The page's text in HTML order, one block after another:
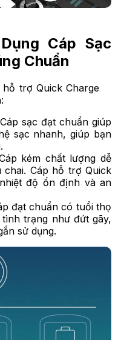
Cáp Sạc
Chuẩn
trợ Quick Charge
sạc đạt chuẩn giúp
sạc nhanh, giúp bạn
kém chất lượng dễ
chai. Cáp hỗ trợ Quick
độ ổn định và an
đạt chuẩn có tuổi thọ
trạng như đứt gãy,
sử dụng.